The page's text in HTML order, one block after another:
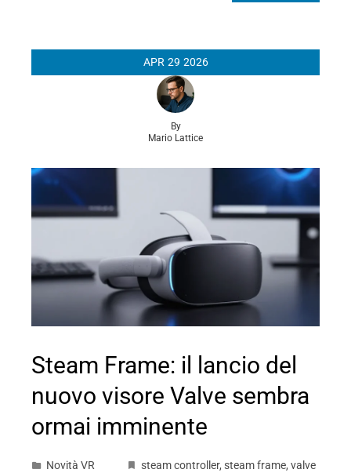
APR 29 2026
By
Mario Lattice
Steam Frame: il lancio del
nuovo visore Valve sembra
ormai imminente
Novità VR steam controller, steam frame, valve